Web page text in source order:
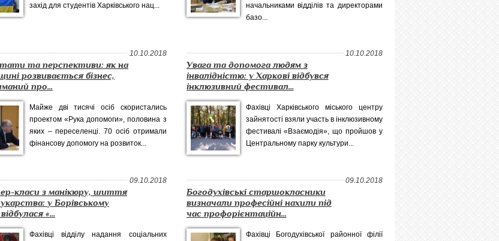
захід для студентів Харківського нац...
начальниками відділів та директорами
базо...
10.10.2018
та перспективи: як на
розвивається бізнес,
про...
Майже дві тисячі осіб скористались
проектом «Рука допомоги», половина з
яких – переселенці. 70 осіб отримали
фінансову допомогу на розвиток...
10.10.2018
Увага та допомога людям з
інвалідністю: у Харкові відбувся
інклюзивний фестивал...
Фахівці Харківського міського центру
зайнятості взяли участь в інклюзивному
фестивалі «Взаємодія», що пройшов у
Центральному парку культури...
09.10.2018
класи з манікюру, шиття
у Борівському
«...
Фахівці відділу надання соціальних
09.10.2018
Богодухівські старшокласники
визначали професійні нахили під
час профорієнтаційн...
Фахівці Богодухівської районної філії